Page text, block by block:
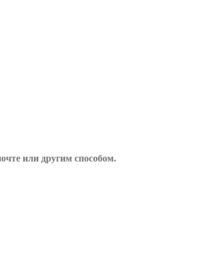
или другим способом.